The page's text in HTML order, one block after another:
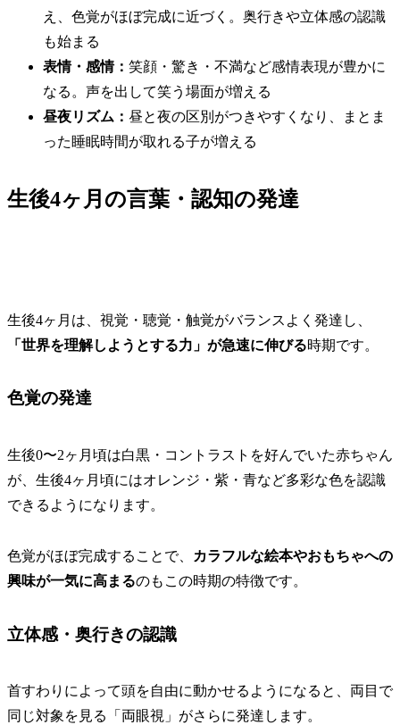
え、色覚がほぼ完成に近づく。奥行きや立体感の認識
も始まる
表情・感情： 笑顔・驚き・不満など感情表現が豊かに
なる。声を出して笑う場面が増える
昼夜リズム： 昼と夜の区別がつきやすくなり、まとま
った睡眠時間が取れる子が増える
生後4ヶ月の言葉・認知の発達
生後4ヶ月は、視覚・聴覚・触覚がバランスよく発達し、
「世界を理解しようとする力」が急速に伸びる時期です。
色覚の発達
生後0〜2ヶ月頃は白黒・コントラストを好んでいた赤ちゃん
が、生後4ヶ月頃にはオレンジ・紫・青など多彩な色を認識
できるようになります。
色覚がほぼ完成することで、
カラフルな絵本やおもちゃへの
興味が一気に高まるのもこの時期の特徴です。
立体感・奥行きの認識
首すわりによって頭を自由に動かせるようになると、両目で
同じ対象を見る「両眼視」がさらに発達します。